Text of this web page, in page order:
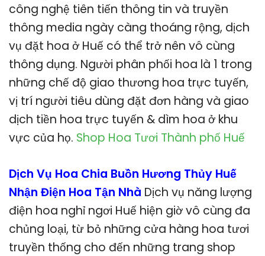
công nghệ tiên tiến thông tin và truyền
thông media ngày càng thoáng rộng, dịch
vụ đặt hoa ở Huế có thể trở nên vô cùng
thông dụng. Người phân phối hoa là 1 trong
những chế độ giao thương hoa trực tuyến,
vị trí người tiêu dùng đặt đơn hàng và giao
dịch tiền hoa trực tuyến & dìm hoa ở khu
vực của họ. Shop Hoa Tươi Thành phố Huế
Dịch Vụ Hoa Chia Buồn Hương Thủy Huế
Nhận Điện Hoa Tận Nhà Dịch vụ năng lượng
điện hoa nghỉ ngơi Huế hiện giờ vô cùng đa
chủng loại, từ bỏ những cửa hàng hoa tươi
truyền thống cho đến những trang shop